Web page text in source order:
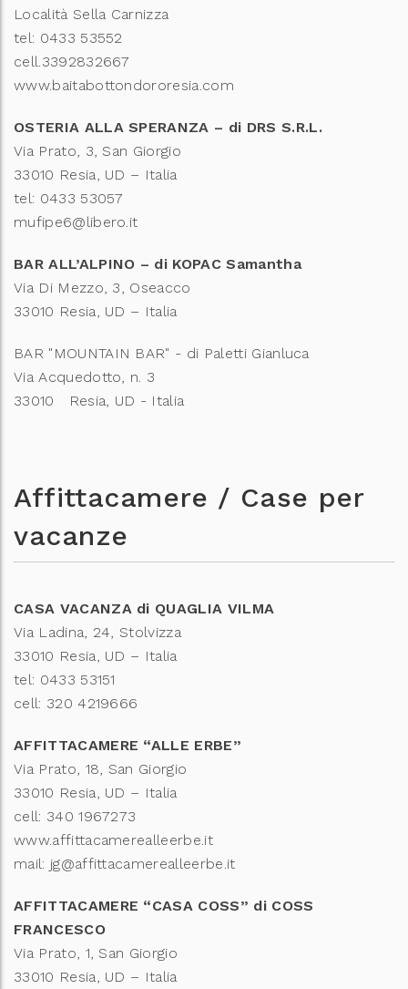
Località Sella Carnizza
tel: 0433 53552
cell.3392832667
www.baitabottondororesia.com
OSTERIA ALLA SPERANZA – di DRS S.R.L.
Via Prato, 3, San Giorgio
33010 Resia, UD – Italia
tel: 0433 53057
mufipe6@libero.it
BAR ALL’ALPINO – di KOPAC Samantha
Via Di Mezzo, 3, Oseacco
33010 Resia, UD – Italia
BAR "MOUNTAIN BAR" - di Paletti Gianluca
Via Acquedotto, n. 3
33010 Resia, UD - Italia
Affittacamere / Case per
vacanze
CASA VACANZA di QUAGLIA VILMA
Via Ladina, 24, Stolvizza
33010 Resia, UD – Italia
tel: 0433 53151
cell: 320 4219666
AFFITTACAMERE “ALLE ERBE”
Via Prato, 18, San Giorgio
33010 Resia, UD – Italia
cell: 340 1967273
www.affittacamerealleerbe.it
mail: jg@affittacamerealleerbe.it
AFFITTACAMERE “CASA COSS” di COSS
FRANCESCO
Via Prato, 1, San Giorgio
33010 Resia, UD – Italia